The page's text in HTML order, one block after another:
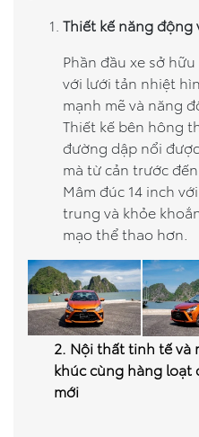
Thiết kế năng động
Phần đầu xe sở
với lưới tản nhiệt
mạnh mẽ và năng
Thiết kế bên hông
đường dập nổi
mà từ cản trước
Mâm đúc 14 inch
trung và khỏe
mạo thể thao hơn.
2. Nội thất tinh tế và
khúc cùng hàng loạt
mới